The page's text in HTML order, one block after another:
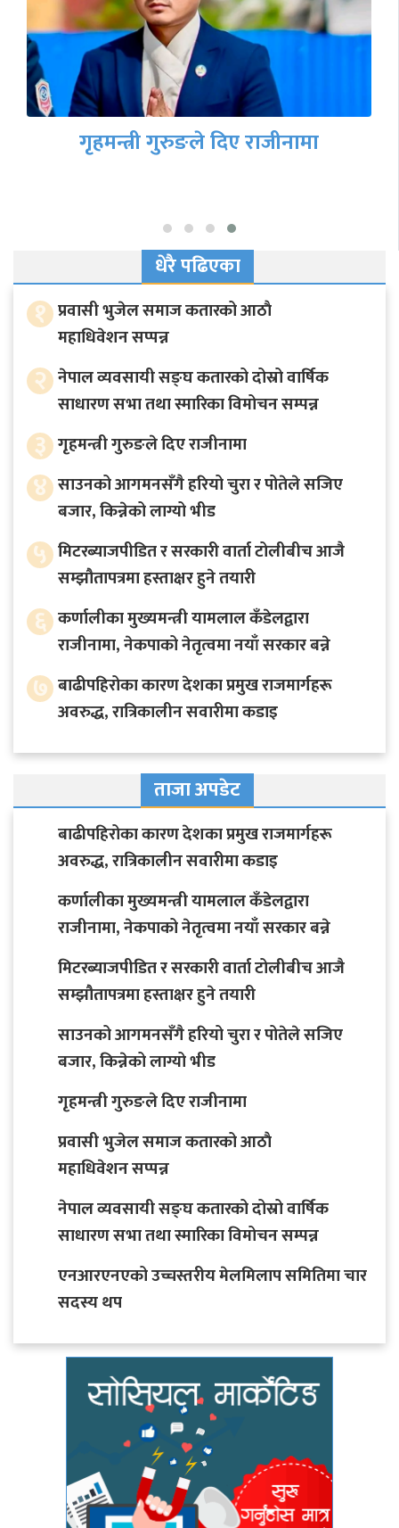
गृहमन्त्री गुरुङले दिए राजीनामा
धेरै पढिएका
१ प्रवासी भुजेल समाज कतारको आठाै
महाधिवेशन सप्पन्न
२ नेपाल व्यवसायी सङ्घ कतारको दोस्रो वार्षिक
साधारण सभा तथा स्मारिका विमोचन सम्पन्न
३ गृहमन्त्री गुरुङले दिए राजीनामा
४ साउनको आगमनसँगै हरियो चुरा र पोतेले सजिए
बजार, किन्नेको लाग्यो भीड
५ मिटरब्याजपीडित र सरकारी वार्ता टोलीबीच आजै
सम्झौतापत्रमा हस्ताक्षर हुने तयारी
६ कर्णालीका मुख्यमन्त्री यामलाल कँडेलद्वारा
राजीनामा, नेकपाको नेतृत्वमा नयाँ सरकार बन्ने
७ बाढीपहिरोका कारण देशका प्रमुख राजमार्गहरू
अवरुद्ध, रात्रिकालीन सवारीमा कडाइ
ताजा अपडेट
बाढीपहिरोका कारण देशका प्रमुख राजमार्गहरू
अवरुद्ध, रात्रिकालीन सवारीमा कडाइ
कर्णालीका मुख्यमन्त्री यामलाल कँडेलद्वारा
राजीनामा, नेकपाको नेतृत्वमा नयाँ सरकार बन्ने
मिटरब्याजपीडित र सरकारी वार्ता टोलीबीच आजै
सम्झौतापत्रमा हस्ताक्षर हुने तयारी
साउनको आगमनसँगै हरियो चुरा र पोतेले सजिए
बजार, किन्नेको लाग्यो भीड
गृहमन्त्री गुरुङले दिए राजीनामा
प्रवासी भुजेल समाज कतारको आठाै
महाधिवेशन सप्पन्न
नेपाल व्यवसायी सङ्घ कतारको दोस्रो वार्षिक
साधारण सभा तथा स्मारिका विमोचन सम्पन्न
एनआरएनएको उच्चस्तरीय मेलमिलाप समितिमा चार
सदस्य थप